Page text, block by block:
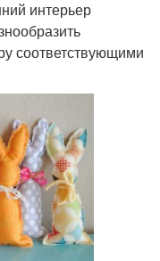
интерьер
соответствующими